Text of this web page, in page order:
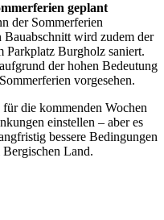
geplant
der Sommerferien
Bauabschnitt wird zudem der
Burgholz saniert.
der hohen Bedeutung
vorgesehen.
die kommenden Wochen
einstellen – aber es
bessere Bedingungen
Land.